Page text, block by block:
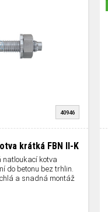
40946
krátká FBN II-K
natloukací kotva
do betonu bez trhlin.
a snadná montáž